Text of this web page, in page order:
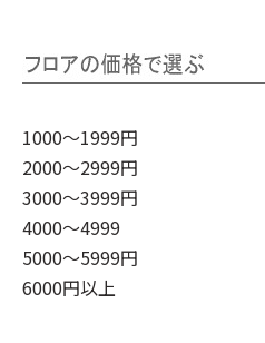
1000～1999円
2000～2999円
3000～3999円
4000～4999
5000～5999円
6000円以上